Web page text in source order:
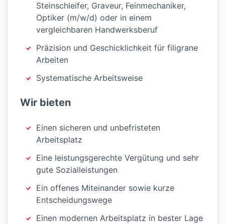
Steinschleifer, Graveur, Feinmechaniker,
Optiker (m/w/d) oder in einem
vergleichbaren Handwerksberuf
Präzision und Geschicklichkeit für filigrane
Arbeiten
Systematische Arbeitsweise
Wir bieten
Einen sicheren und unbefristeten
Arbeitsplatz
Eine leistungsgerechte Vergütung und sehr
gute Sozialleistungen
Ein offenes Miteinander sowie kurze
Entscheidungswege
Einen modernen Arbeitsplatz in bester Lage